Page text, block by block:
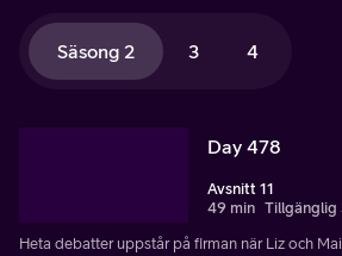
Säsong 2 3 4
Day 478
Avsnitt 11
49 min Tillgänglig
Heta debatter uppstår på firman när Liz och